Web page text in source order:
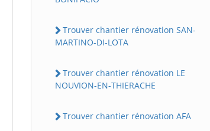
Trouver chantier rénovation SAN-
MARTINO-DI-LOTA
Trouver chantier rénovation LE
NOUVION-EN-THIERACHE
Trouver chantier rénovation AFA